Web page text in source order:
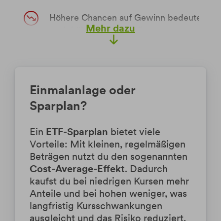
Finanzsituation.
Höhere Chancen auf Gewinn bedeuten
auch höhere Verlustrisiken.
entstehen.
Bei kurzfristigen Anlagezielen besteht
Durchschnittskosteneffekt, da ETF-
Sparpläne eher für mittel- bis
langfristige Anlagestrategien (ab drei
Jahre) geeignet sind.
Bitte beachte jedoch, dass bei stark
steigenden Kursen und/oder geringen
Mehr dazu
Einmalanlage oder
Sparplan?
Ein ETF-Sparplan bietet viele
Vorteile: Mit kleinen, regelmäßigen
Beträgen nutzt du den sogenannten
Cost-Average-Effekt. Dadurch
kaufst du bei niedrigen Kursen mehr
Anteile und bei hohen weniger, was
langfristig Kursschwankungen
ausgleicht und das Risiko reduziert,